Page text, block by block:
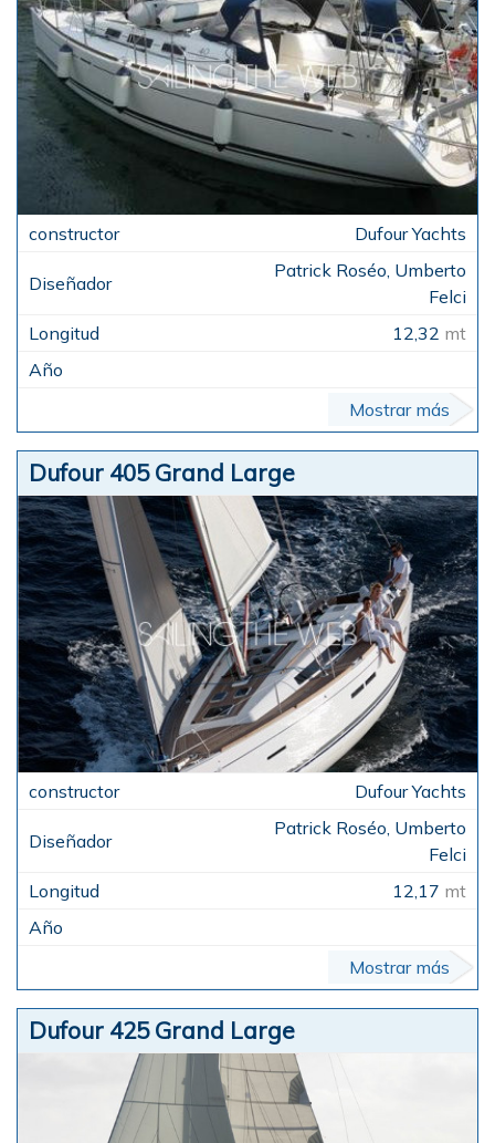
Dufour Yachts
Patrick Roséo, Umberto
Felci
12,32 mt
Mostrar más
Dufour 405 Grand Large
Dufour Yachts
Patrick Roséo, Umberto
Felci
12,17 mt
Mostrar más
Dufour 425 Grand Large